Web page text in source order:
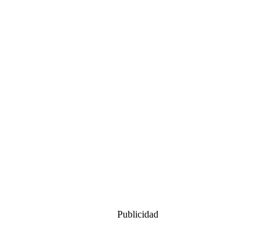
Publicidad